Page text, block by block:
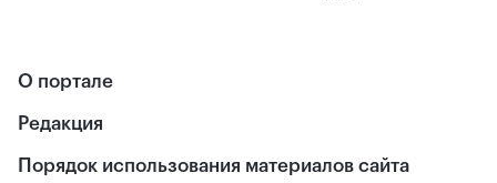
О портале
Редакция
Порядок использования материалов сайта